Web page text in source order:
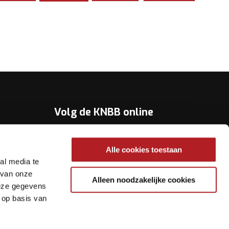
media te
onze
gegevens
basis van
Alle cookies toestaan
Alleen noodzakelijke cookies
Volg de KNBB online
Facebook